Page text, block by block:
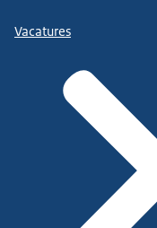
Vacatures